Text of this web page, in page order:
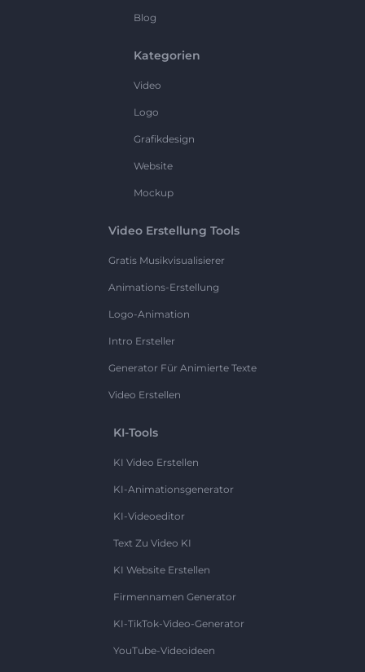
Blog
Kategorien
Video
Logo
Grafikdesign
Website
Mockup
Video Erstellung Tools
Gratis Musikvisualisierer
Animations-Erstellung
Logo-Animation
Intro Ersteller
Generator Für Animierte Texte
Video Erstellen
KI-Tools
KI Video Erstellen
KI-Animationsgenerator
KI-Videoeditor
Text Zu Video KI
KI Website Erstellen
Firmennamen Generator
KI-TikTok-Video-Generator
YouTube-Videoideen